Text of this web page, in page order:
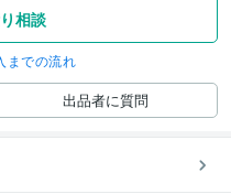
相談
までの流れ
出品者に質問